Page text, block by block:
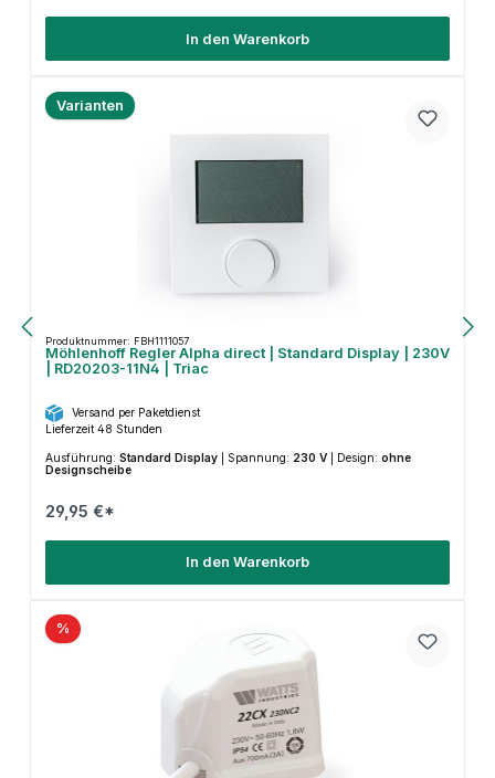
In den Warenkorb
Varianten
Produktnummer: FBH1111057
Möhlenhoff Regler Alpha direct | Standard Display | 230V
| RD20203-11N4 | Triac
Versand per Paketdienst
Lieferzeit 48 Stunden
Ausführung: Standard Display Spannung: 230 V Design: ohne
Designscheibe
29,95 €*
In den Warenkorb
%